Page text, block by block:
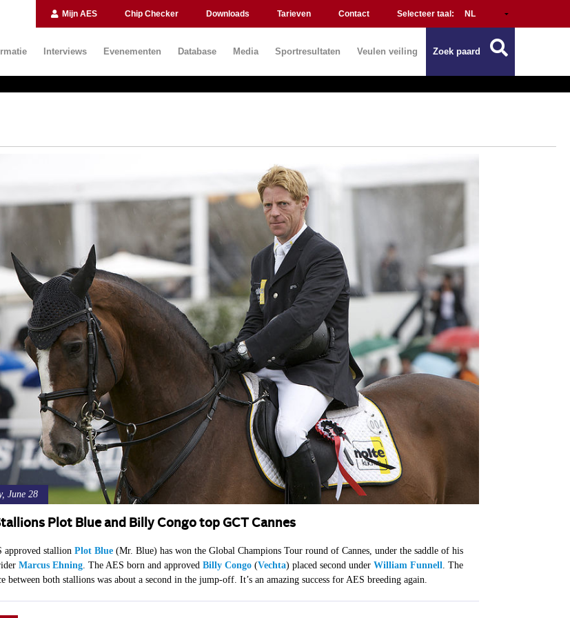
Mijn AES Chip Checker Downloads Tarieven Contact Selecteer taal:
Interviews Evenementen Database Media Sportresultaten Veulen veiling Zoek paard
June 28
Plot Blue and Billy Congo top GCT Cannes
approved stallion Plot Blue(Mr. Blue) has won the Global Champions Tour round of Cannes, under the saddle of his
Marcus Ehning. The AES born and approved Billy Congo(Vechta) placed second under William Funnell
. The
between both stallions was about a second in the jump-off. It’s an amazing success for AES breeding again.